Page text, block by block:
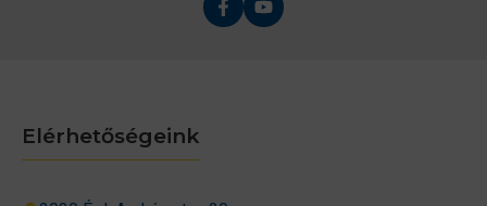
Elérhetőségeink